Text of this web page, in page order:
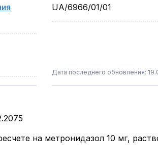
UA/6966/01/01
Дата последнего обновления:
на метронидазол 10 мг,